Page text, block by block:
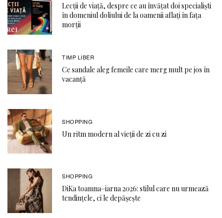
Lecții de viață, despre ce au învățat doi specialiști
în domeniul doliului de la oamenii aflați în fața
morții
TIMP LIBER
Ce sandale aleg femeile care merg mult pe jos în
vacanță
SHOPPING
Un ritm modern al vieții de zi cu zi
SHOPPING
DiKa toamna–iarna 2026: stilul care nu urmează
tendințele, ci le depășește